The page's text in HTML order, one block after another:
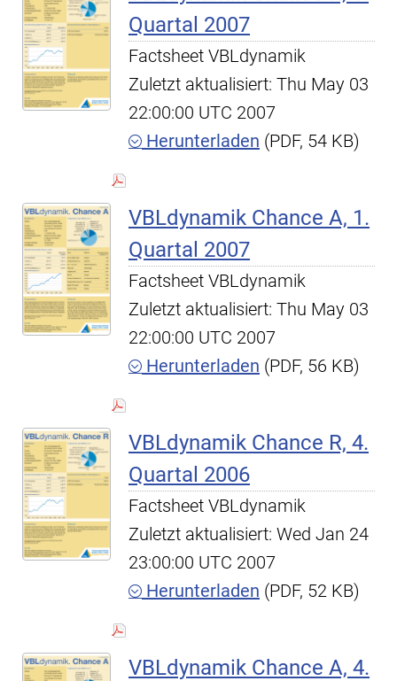
Quartal 2007
Factsheet VBLdynamik
Zuletzt aktualisiert: Thu May 03
22:00:00 UTC 2007
Herunterladen (PDF, 54 KB)
VBLdynamik Chance A, 1.
Quartal 2007
Factsheet VBLdynamik
Zuletzt aktualisiert: Thu May 03
22:00:00 UTC 2007
Herunterladen (PDF, 56 KB)
VBLdynamik Chance R, 4.
Quartal 2006
Factsheet VBLdynamik
Zuletzt aktualisiert: Wed Jan 24
23:00:00 UTC 2007
Herunterladen (PDF, 52 KB)
VBLdynamik Chance A, 4.